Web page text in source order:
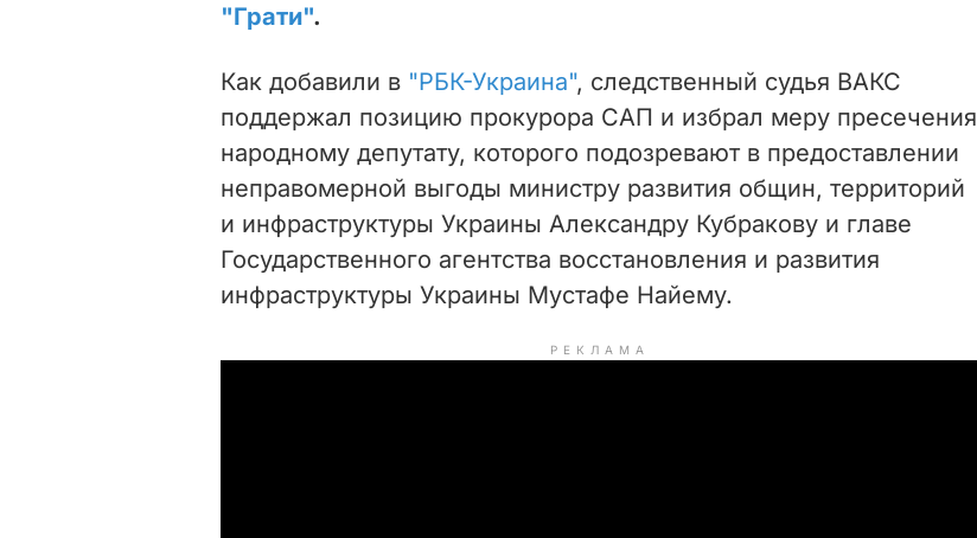
"Грати".
Как добавили в "РБК-Украина", следственный судья ВАКС
поддержал позицию прокурора САП и избрал меру пресечения
народному депутату, которого подозревают в предоставлении
неправомерной выгоды министру развития общин, территорий
и инфраструктуры Украины Александру Кубракову и главе
Государственного агентства восстановления и развития
инфраструктуры Украины Мустафе Найему.
РЕКЛАМА